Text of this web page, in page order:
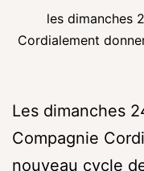
les dimanches
Cordialement
Les dimanches
Compagnie
nouveau cycle